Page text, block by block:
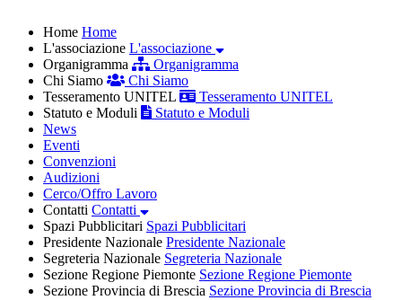
Home Home
L'associazione L'associazione
Organigramma
Organigramma
Chi Siamo
Chi Siamo
Tesseramento UNITEL
Tesseramento UNITEL
Statuto e Moduli
Statuto e Moduli
News
Eventi
Convenzioni
Audizioni
Cerco/Offro Lavoro
Contatti Contatti
Spazi Pubblicitari Spazi Pubblicitari
Presidente Nazionale Presidente Nazionale
Segreteria Nazionale Segreteria Nazionale
Sezione Regione Piemonte Sezione Regione Piemonte
Sezione Provincia di Brescia Sezione Provincia di Brescia